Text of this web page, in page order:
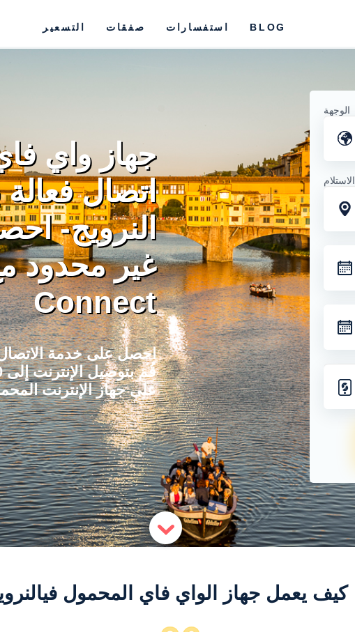
التسعير صفقات استفسارات BLOG
جهاز واي
اتصال
النرويج-
Connect
احصل على خدمة الاتصال
على جهاز الإنترنت
الوجهة
الاستلام
كيف يعمل جهاز الواي فاي المحمول